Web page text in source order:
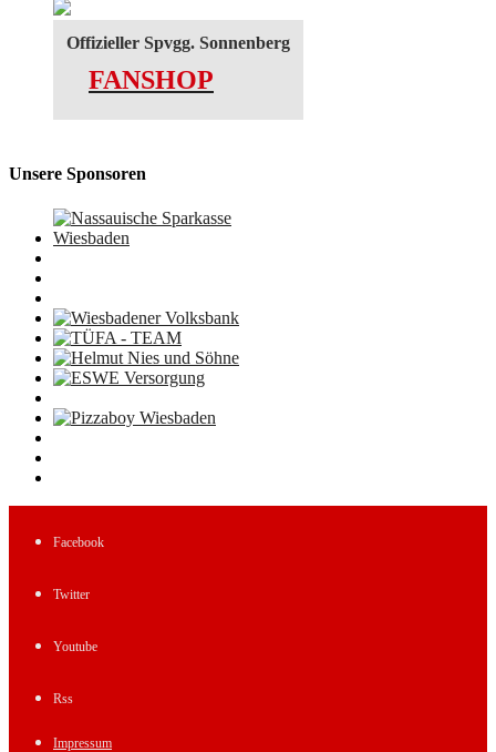
Offizieller Spvgg. Sonnenberg
FANSHOP
Unsere Sponsoren
Facebook
Twitter
Youtube
Rss
Impressum